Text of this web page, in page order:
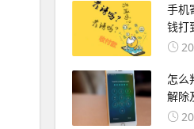
手机
钱打
怎么
解除